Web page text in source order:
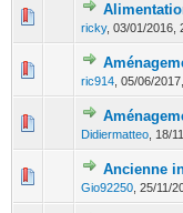
ricky, 03/01/2016,
0 Votes
ric914 05/06/
0 Votes
Didiermatteo 18/
0 Votes
Ancienne
Gio92250 25/11/
0 Votes